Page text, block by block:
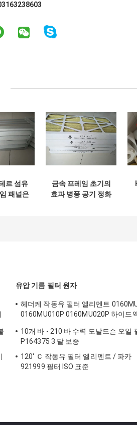
르 섬유
패널은
금속 프레임 초기의
효과 병풍 공기 정화
유압 기름 필터 원자
헤더케 작동유 필터 엘리멘트
0160MU010P 0160MU020P 하이드
10개 바 - 210 바 수력 도날드슨 오일
P164375 3 달 보증
120' Ｃ 작동유 필터 엘리멘트 / 파카
921999 필터 ISO 표준